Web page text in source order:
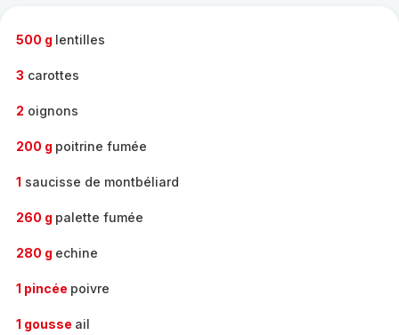
500 g lentilles
3 carottes
2 oignons
200 g poitrine fumée
1 saucisse de montbéliard
260 g palette fumée
280 g echine
1 pincée poivre
1 gousse ail